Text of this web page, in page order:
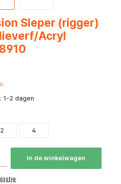
Sleper (rigger)
Acryl
1-2 dagen
2 4
In de winkelwagen